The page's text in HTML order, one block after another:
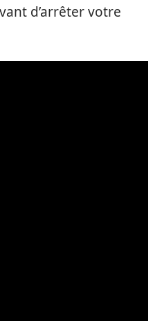
d’arrêter votre